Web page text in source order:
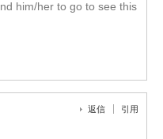
him/her to go to see this
返信 引用